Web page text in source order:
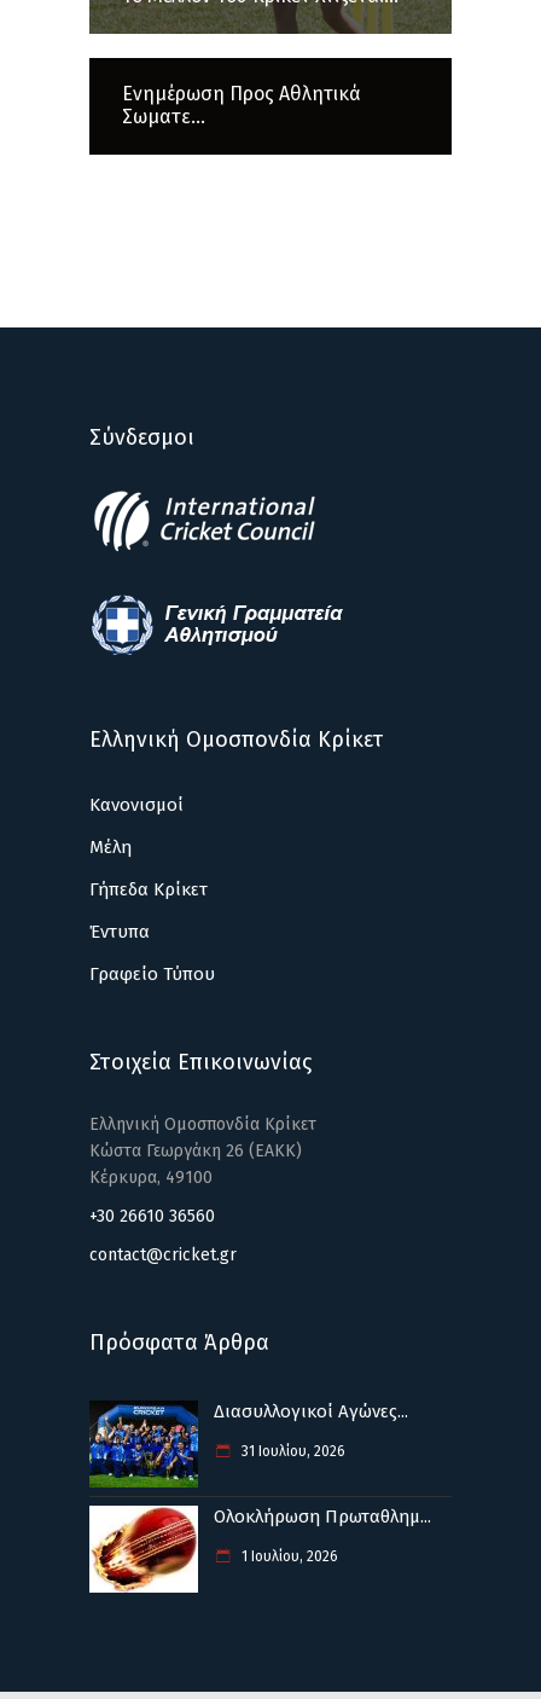
Ενημέρωση Προς Αθλητικά
Σωματε...
Σύνδεσμοι
Ελληνική Ομοσπονδία Κρίκετ
Κανονισμοί
Μέλη
Γήπεδα Κρίκετ
Έντυπα
Γραφείο Τύπου
Στοιχεία Επικοινωνίας
Ελληνική Ομοσπονδία Κρίκετ
Κώστα Γεωργάκη 26 (ΕΑΚΚ)
Κέρκυρα, 49100
+30 26610 36560
contact@cricket.gr
Πρόσφατα Άρθρα
Διασυλλογικοί Αγώνες...
31 Ιουλίου, 2026
Ολοκλήρωση Πρωταθλημ...
1 Ιουλίου, 2026